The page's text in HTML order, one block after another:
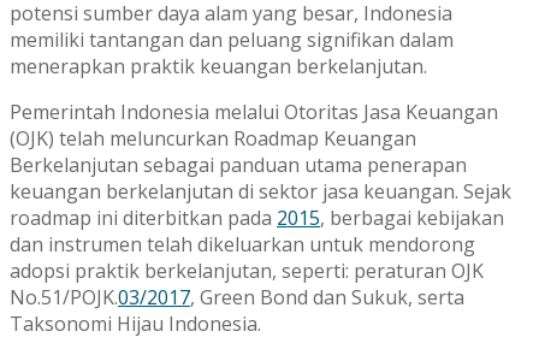
potensi sumber daya alam yang besar, Indonesia
memiliki tantangan dan peluang signifikan dalam
menerapkan praktik keuangan berkelanjutan.
Pemerintah Indonesia melalui Otoritas Jasa Keuangan
(OJK) telah meluncurkan Roadmap Keuangan
Berkelanjutan sebagai panduan utama penerapan
keuangan berkelanjutan di sektor jasa keuangan. Sejak
roadmap ini diterbitkan pada 2015, berbagai kebijakan
dan instrumen telah dikeluarkan untuk mendorong
adopsi praktik berkelanjutan, seperti: peraturan OJK
No.51/POJK.03/2017, Green Bond dan Sukuk, serta
Taksonomi Hijau Indonesia.